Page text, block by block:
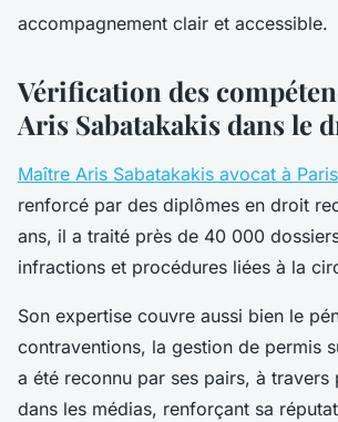
accompagnement clair et accessible.
Vérification des
Aris Sabatakakis dans le
Maître Aris Sabatakakis avocat à
renforcé par des diplômes en droit
ans, il a traité près de 40 000
infractions et procédures liées à la
Son expertise couvre aussi bien le
contraventions, la gestion de permis
a été reconnu par ses pairs, à
dans les médias, renforçant sa